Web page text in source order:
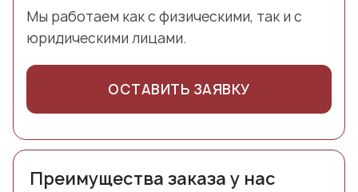
Мы работаем как с физическими, так и с
юридическими лицами.
ОСТАВИТЬ ЗАЯВКУ
Преимущества заказа у нас